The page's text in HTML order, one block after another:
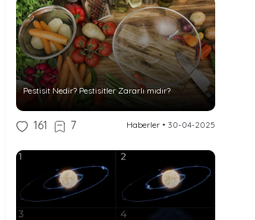
Pestisit Nedir? Pestisitler Zararlı mıdır?
161 7 Haberler• 30-04-2025